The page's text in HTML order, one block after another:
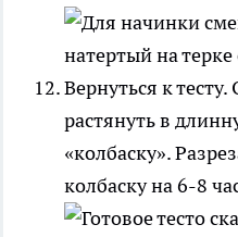
Вернуться к
растянуть в
«колбаску».
колбаску на 6-8